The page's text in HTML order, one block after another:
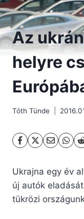
Az
helyre
Tóth Tünde
Ukrajna egy év
új autók
tükrözi